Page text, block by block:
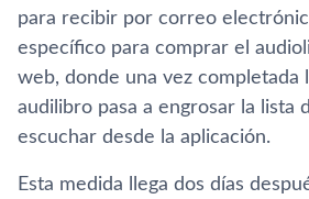
para recibir por correo
específico para comprar el
web, donde una vez completada
audilibro pasa a engrosar la lista
escuchar desde la aplicación.
Esta medida llega dos días